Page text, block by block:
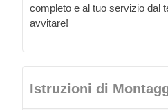
completo e al tuo servizio dal
avvitare!
Istruzioni di